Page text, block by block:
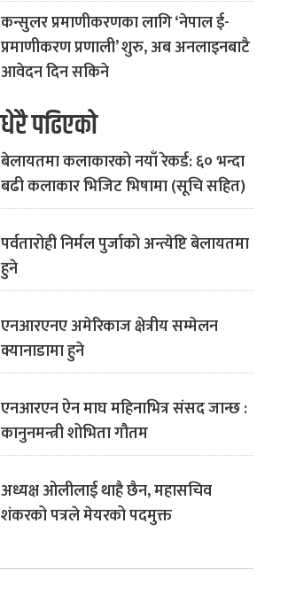
कन्सुलर प्रमाणीकरणका लागि ‘नेपाल ई-
प्रमाणीकरण प्रणाली’ शुरु, अब अनलाइनबाटै
आवेदन दिन सकिने
धेरै पढिएको
बेलायतमा कलाकारको नयाँ रेकर्ड: ६० भन्दा
बढी कलाकार भिजिट भिषामा (सूचि सहित)
पर्वतारोही निर्मल पुर्जाको अन्त्येष्टि बेलायतमा
हुने
एनआरएनए अमेरिकाज क्षेत्रीय सम्मेलन
क्यानाडामा हुने
एनआरएन ऐन माघ महिनाभित्र संसद जान्छ :
कानुनमन्त्री शोभिता गौतम
अध्यक्ष ओलीलाई थाहै छैन, महासचिव
शंकरको पत्रले मेयरको पदमुक्त